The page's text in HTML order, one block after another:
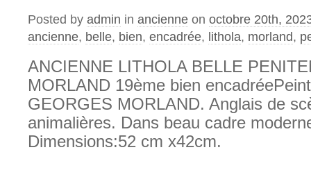
Posted by admin in ancienne on octobre 20th,
ancienne, belle, bien, encadrée, lithola, morland,
ANCIENNE LITHOLA BELLE
MORLAND 19ème bien
GEORGES MORLAND. Anglais de
animalières. Dans beau cadre
Dimensions:52 cm x42cm.